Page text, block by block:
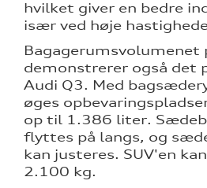
hvilket giver en bedre
især ved høje
Bagagerumsvolumenet
demonstrerer også det
Audi Q3. Med
øges
op til 1.386 liter.
flyttes på langs, og
kan justeres. SUV'en
2.100 kg.